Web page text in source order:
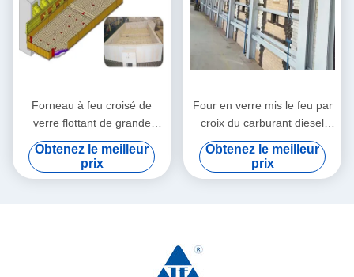
Forneau à feu croisé de
verre flottant de grande
capacité 300 TPD
Obtenez le meilleur
prix
Four en verre mis le feu par
croix du carburant diesel
ISO9001 380V de gaz
naturel
Obtenez le meilleur
prix